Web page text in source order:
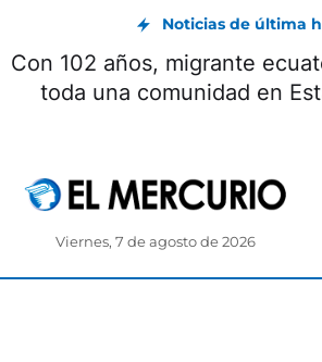
Noticias de última
Con 102 años, migrante
toda una comunidad en
Viernes, 7 de agosto de 2026